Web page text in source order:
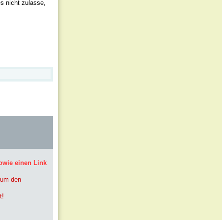
nicht zulasse,
einen Link
den